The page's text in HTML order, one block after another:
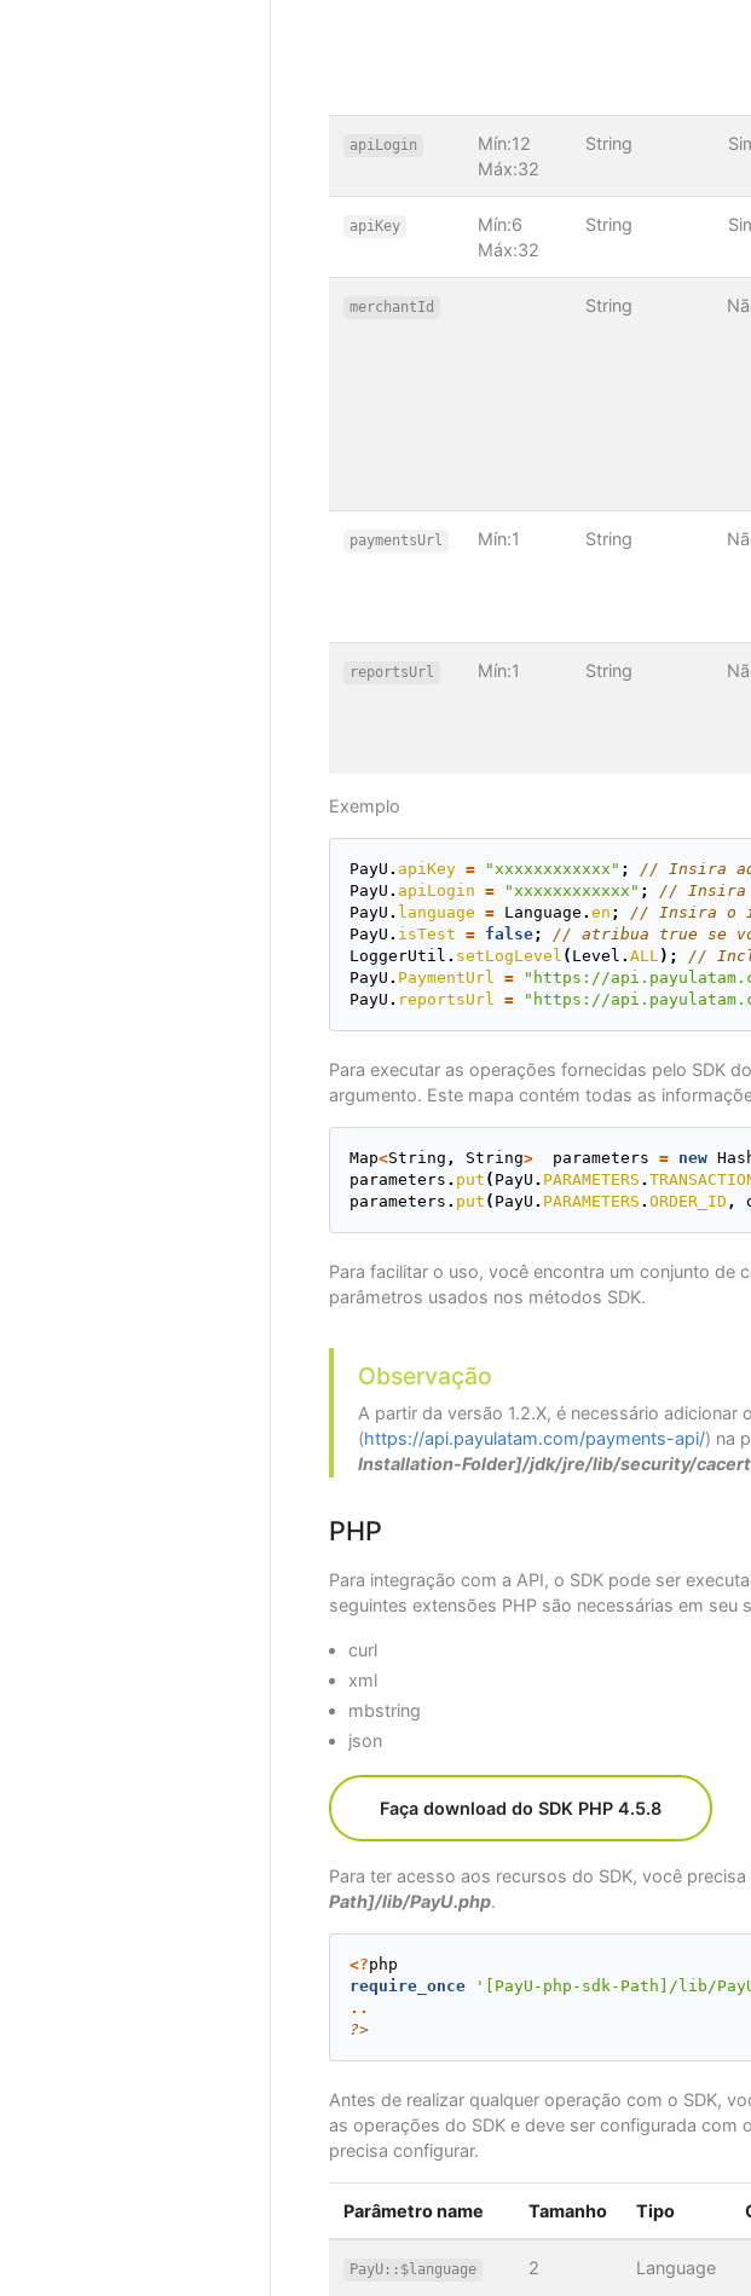
apiLogin
Mín:12
Máx:32
String
apiKey
Mín:6
Máx:32
String
merchantId String
paymentsUrl Mín:1 String
reportsUrl Mín:1 String
Exemplo
PayU . apiKey = "xxxxxxxxxxxx" ;
// Insira
PayU . apiLogin = "xxxxxxxxxxxx" ;
// Insira
PayU . language = Language . en ;
// Insira o
PayU . isTest = false;
// atribua true se
LoggerUtil . setLogLevel ( Level . ALL);
//
PayU . PaymentUrl = "https://
PayU . reportsUrl = "https://
Para executar as operações fornecidas pelo SDK
argumento. Este mapa contém todas as
Map<String , String> parameters = new
parameters . put ( PayU . PARAMETERS .
parameters . put ( PayU . PARAMETERS . ORDER_ID ,
Para facilitar o uso, você encontra um conjunto de
parâmetros usados nos métodos SDK.
Observação
A partir da versão 1.2.X, é necessário
(https://api.payulatam.com/payments-api/) na
Installation-Folder]/jdk/jre/lib/security/
PHP
Para integração com a API, o SDK pode ser
seguintes extensões PHP são necessárias em seu
curl
xml
mbstring
json
Faça download do SDK PHP 4.5.8
Para ter acesso aos recursos do SDK, você precisa
Path]/lib/PayU.php.
<?php
require_once
'[PayU-php-sdk-Path]/lib/
..
?>
Antes de realizar qualquer operação com o SDK,
as operações do SDK e deve ser configurada
precisa configurar.
Parâmetro name Tamanho Tipo
PayU::$language 2 Language